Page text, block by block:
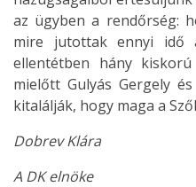
az ügyben a rendőrség:
mire jutottak ennyi idő
ellentétben hány
mielőtt Gulyás Gergely
kitalálják, hogy maga a
Dobrev Klára
A DK elnöke